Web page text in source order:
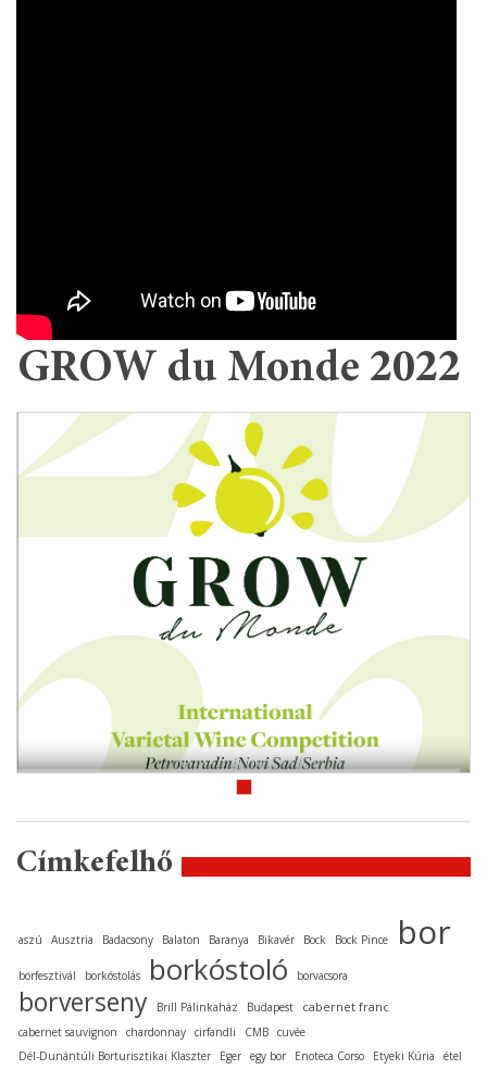
GROW du Monde 2022
Címkefelhő
aszú Ausztria Badacsony Balaton Baranya Bikavér Bock Bock Pince bor
borfesztivál borkóstolás borkóstoló borvacsora
borverseny Brill Pálinkaház Budapest cabernet franc
cabernet sauvignon chardonnay cirfandli CMB cuvée
Dél-Dunántúli Borturisztikai Klaszter
Eger egy bor Enoteca Corso Etyeki Kúria
étel